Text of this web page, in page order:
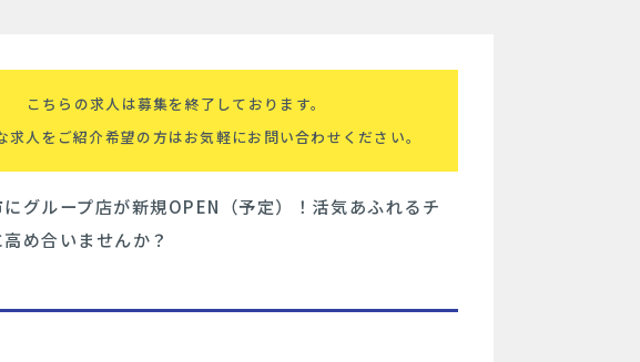
こちらの求人は募集を終了しております。
求人をご紹介希望の方はお気軽にお問い合わせください。
グループ店が新規OPEN（予定）！活気あふれるチ
め合いませんか？